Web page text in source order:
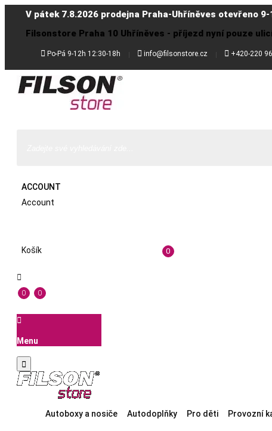
V pátek 7.8.2026 prodejna Praha-Uhříněves otevřeno
Filsonstore Praha 10 Uhříněves - příjezd nyní pouze
 Po-Pá 9-12h 12:30-18h  info@filsonstore.cz  +420-220
ACCOUNT
Account
Košík 0

0 0

Menu

Autoboxy a nosiče Autodoplňky Pro děti Provozní